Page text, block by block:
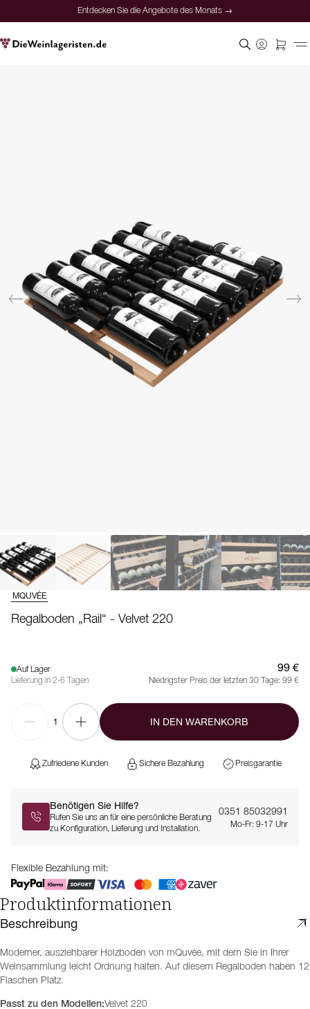
Entdecken Sie die Angebote des Monats →
MQUVÉE
Regalboden „Rail“ - Velvet 220
Auf Lager
Lieferung in 2-6 Tagen
99 €
Niedrigster Preis der letzten 30 Tage: 99 €
1 IN DEN WARENKORB
Zufriedene Kunden Sichere Bezahlung Preisgarantie
Benötigen Sie Hilfe?
Rufen Sie uns an für eine persönliche Beratung
zu Konfiguration, Lieferung und Installation.
0351 85032991
Mo-Fr: 9-17 Uhr
Flexible Bezahlung mit:
Produktinformationen
Beschreibung
Moderner, ausziehbarer Holzboden von mQuvée, mit dem Sie in Ihrer
Weinsammlung leicht Ordnung halten. Auf diesem Regalboden haben 12
Flaschen Platz.
Passt zu den Modellen:Velvet 220